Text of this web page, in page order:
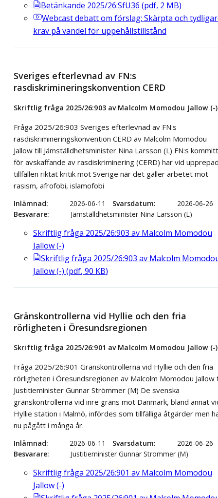
Betänkande 2025/26:SfU36 (pdf, 2 MB)
Webcastdebatt om förslag: Skärpta och
krav på vandel för uppehållstillstånd
Sveriges efterlevnad av FN:s
rasdiskrimineringskonvention CERD
Skriftlig fråga 2025/26:903 av Malcolm Momodou Jallow (-)
Fråga 2025/26:903 Sveriges efterlevnad av FN:s
rasdiskrimineringskonvention CERD av Malcolm Momodou
Jallow till Jämställdhetsminister Nina Larsson (L) FN:s
för avskaffande av rasdiskriminering (CERD) har vid
tillfällen riktat kritik mot Sverige när det gäller arbetet mot
rasism, afrofobi, islamofobi
Inlämnad 2026-06-11 Svarsdatum
2026-06-26
Besvarare
Jämställdhetsminister Nina Larsson (L)
Skriftlig fråga 2025/26:903 av Malcolm Momodou
Jallow (-)
Skriftlig fråga 2025/26:903 av Malcolm
Jallow (-) (pdf, 90 KB)
Gränskontrollerna vid Hyllie och den fria
rörligheten i Öresundsregionen
Skriftlig fråga 2025/26:901 av Malcolm Momodou Jallow (-)
Fråga 2025/26:901 Gränskontrollerna vid Hyllie och den fria
rörligheten i Öresundsregionen av Malcolm Momodou Jallow
Justitieminister Gunnar Strömmer (M) De svenska
gränskontrollerna vid inre gräns mot Danmark, bland annat
Hyllie station i Malmö, infördes som tillfälliga åtgärder men
nu pågått i många år.
Inlämnad 2026-06-11 Svarsdatum
2026-06-26
Besvarare
Justitieminister Gunnar Strömmer (M)
Skriftlig fråga 2025/26:901 av Malcolm Momodou
Jallow (-)